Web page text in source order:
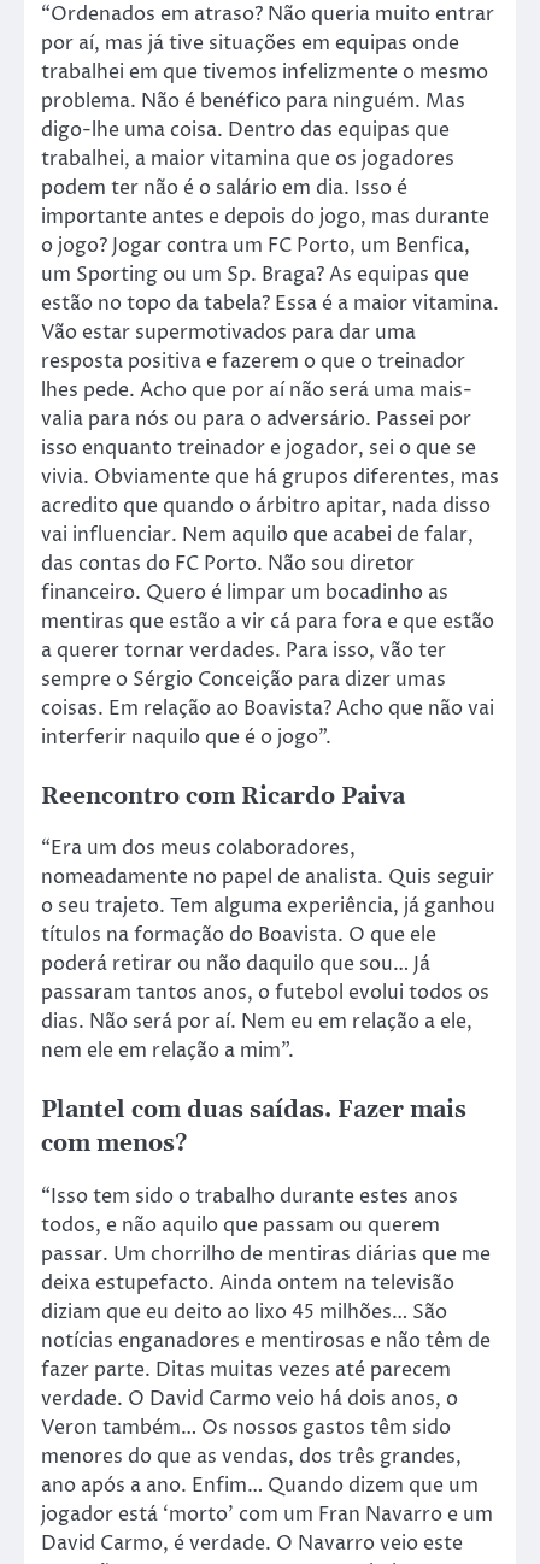
“Ordenados em atraso? Não queria muito entrar
por aí, mas já tive situações em equipas onde
trabalhei em que tivemos infelizmente o mesmo
problema. Não é benéfico para ninguém. Mas
digo-lhe uma coisa. Dentro das equipas que
trabalhei, a maior vitamina que os jogadores
podem ter não é o salário em dia. Isso é
importante antes e depois do jogo, mas durante
o jogo? Jogar contra um FC Porto, um Benfica,
um Sporting ou um Sp. Braga? As equipas que
estão no topo da tabela? Essa é a maior vitamina.
Vão estar supermotivados para dar uma
resposta positiva e fazerem o que o treinador
lhes pede. Acho que por aí não será uma mais-
valia para nós ou para o adversário. Passei por
isso enquanto treinador e jogador, sei o que se
vivia. Obviamente que há grupos diferentes, mas
acredito que quando o árbitro apitar, nada disso
vai influenciar. Nem aquilo que acabei de falar,
das contas do FC Porto. Não sou diretor
financeiro. Quero é limpar um bocadinho as
mentiras que estão a vir cá para fora e que estão
a querer tornar verdades. Para isso, vão ter
sempre o Sérgio Conceição para dizer umas
coisas. Em relação ao Boavista? Acho que não vai
interferir naquilo que é o jogo”.
Reencontro com Ricardo Paiva
“Era um dos meus colaboradores,
nomeadamente no papel de analista. Quis seguir
o seu trajeto. Tem alguma experiência, já ganhou
títulos na formação do Boavista. O que ele
poderá retirar ou não daquilo que sou… Já
passaram tantos anos, o futebol evolui todos os
dias. Não será por aí. Nem eu em relação a ele,
nem ele em relação a mim”.
Plantel com duas saídas. Fazer mais
com menos?
“Isso tem sido o trabalho durante estes anos
todos, e não aquilo que passam ou querem
passar. Um chorrilho de mentiras diárias que me
deixa estupefacto. Ainda ontem na televisão
diziam que eu deito ao lixo 45 milhões… São
notícias enganadores e mentirosas e não têm de
fazer parte. Ditas muitas vezes até parecem
verdade. O David Carmo veio há dois anos, o
Veron também… Os nossos gastos têm sido
menores do que as vendas, dos três grandes,
ano após a ano. Enfim… Quando dizem que um
jogador está ‘morto’ com um Fran Navarro e um
David Carmo, é verdade. O Navarro veio este